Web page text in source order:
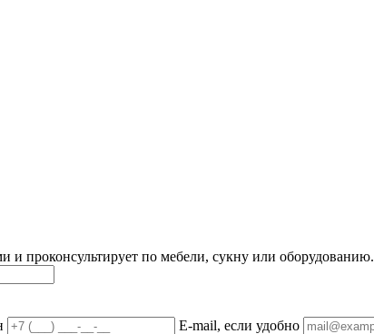
и проконсультирует по мебели, сукну или оборудованию.
E-mail, если удобно